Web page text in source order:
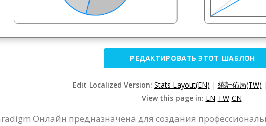
РЕДАКТИРОВАТЬ ЭТОТ ШАБЛОН
Edit Localized Version: Stats Layout(EN) | 統計佈局(TW) |
View this page in: EN TW CN
Онлайн предназначена для создания